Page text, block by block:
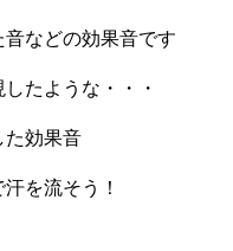
などの効果音です
たような・・・
た効果音
を流そう！